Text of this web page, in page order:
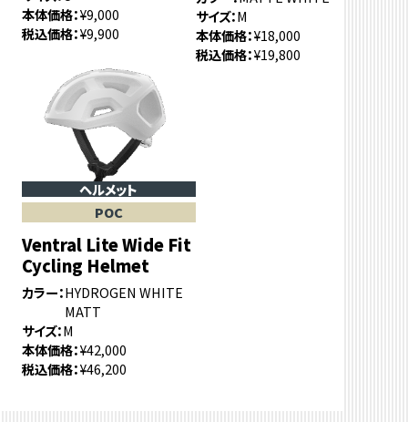
本体価格 ¥9,000
税込価格 ¥9,900
サイズ M
本体価格 ¥18,000
税込価格 ¥19,800
ヘルメット
POC
Ventral Lite Wide Fit
Cycling Helmet
カラー HYDROGEN WHITE
MATT
サイズ M
本体価格 ¥42,000
税込価格 ¥46,200